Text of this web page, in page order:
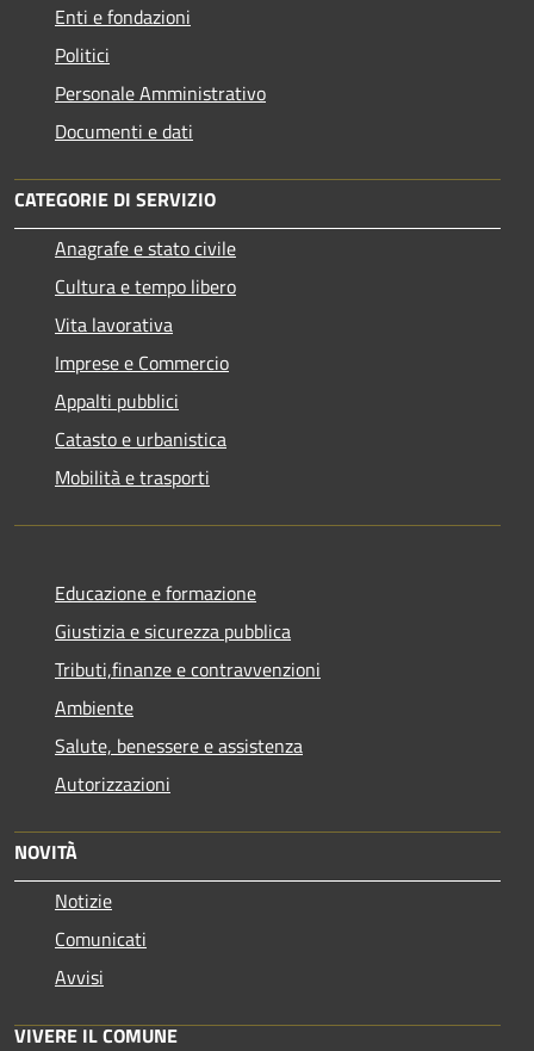
Enti e fondazioni
Politici
Personale Amministrativo
Documenti e dati
CATEGORIE DI SERVIZIO
Anagrafe e stato civile
Cultura e tempo libero
Vita lavorativa
Imprese e Commercio
Appalti pubblici
Catasto e urbanistica
Mobilità e trasporti
Educazione e formazione
Giustizia e sicurezza pubblica
Tributi,finanze e contravvenzioni
Ambiente
Salute, benessere e assistenza
Autorizzazioni
NOVITÀ
Notizie
Comunicati
Avvisi
VIVERE IL COMUNE